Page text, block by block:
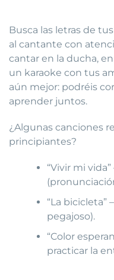
Busca las letras de
al cantante con
cantar en la ducha,
un karaoke con tus
aún mejor: podréis
aprender juntos.
¿Algunas canciones
principiantes?
“Vivir mi
“La bicicleta”
pegajoso).
“Color
practicar la